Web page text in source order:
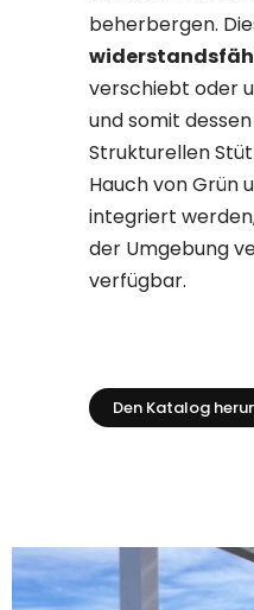
beherbergen.
verschiebt oder
und somit
Strukturellen
Hauch von Grün
integriert
der Umgebung
verfügbar.
Den Katalog